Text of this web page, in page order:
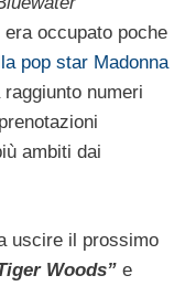
occupato poche
pop star Madonna
numeri
ambiti dai
uscire il prossimo
Woods” e